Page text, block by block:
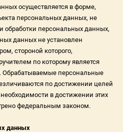
осуществляется в форме,
персональных данных, не
обработки персональных данных,
данных не установлен
стороной которого,
по которому является
Обрабатываемые персональные
по достижении целей
в достижении этих
федеральным законом.
данных